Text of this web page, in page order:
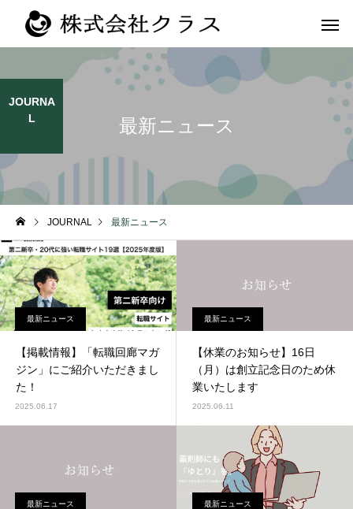
新卒
第二新卒・メ
最新ニュース
JOURNA
L
JOURNAL 最新ニュース
最新ニュース
【掲載情報】「転職回廊マガ
ジン」にご紹介いただきまし
た！
2025.06.17
最新ニュース
【休業のお知らせ】16日
（月）は創立記念日のため休
業いたします
2025.06.11
最新ニュース 最新ニュース